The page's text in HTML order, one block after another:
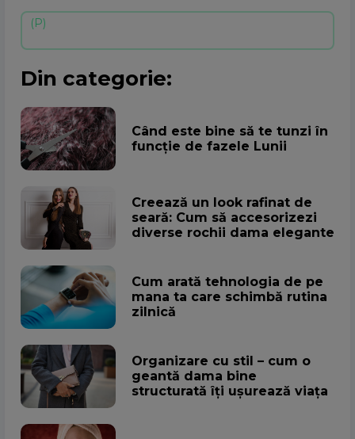
Din categorie:
Când este bine să te tunzi în
funcție de fazele Lunii
Creează un look rafinat de
seară: Cum să accesorizezi
diverse rochii dama elegante
Cum arată tehnologia de pe
mana ta care schimbă rutina
zilnică
Organizare cu stil – cum o
geantă dama bine
structurată îți ușurează viața